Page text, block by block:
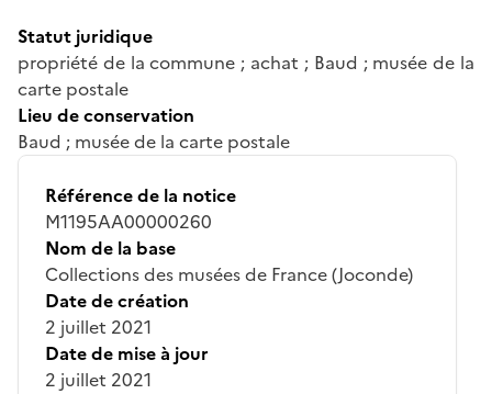
Statut juridique
propriété de la commune ; achat ; Baud ; musée de la
carte postale
Lieu de conservation
Baud ; musée de la carte postale
Référence de la notice
M1195AA00000260
Nom de la base
Collections des musées de France (Joconde)
Date de création
2 juillet 2021
Date de mise à jour
2 juillet 2021